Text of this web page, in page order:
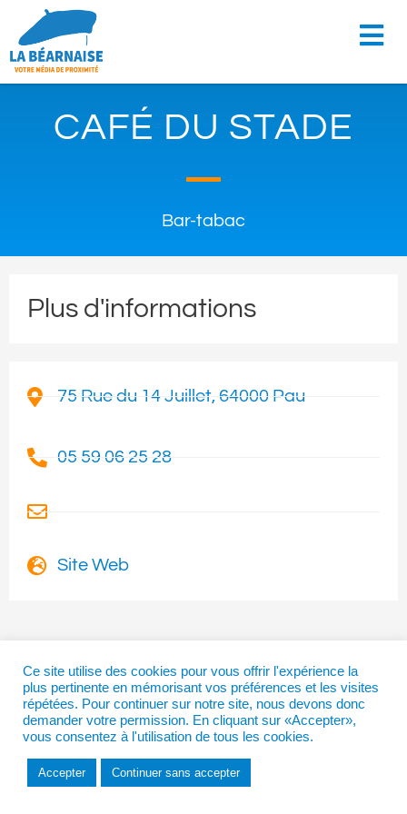
CAFÉ DU STADE
Bar-tabac
Plus d'informations
75 Rue du 14 Juillet, 64000 Pau
05 59 06 25 28
Site Web
I
n
s
t
a
g
r
T
w
i
t
t
e
r
F
a
c
e
Ce site utilise des cookies pour vous offrir l'expérience la
plus pertinente en mémorisant vos préférences et les visites
répétées. Pour continuer sur notre site, nous devons donc
demander votre permission. En cliquant sur «Accepter»,
vous consentez à l'utilisation de tous les cookies.
Accepter Continuer sans accepter